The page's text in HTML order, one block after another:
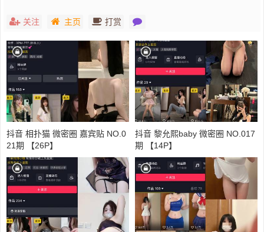
关注 主页 打赏
抖音 相扑猫 微密圈 嘉宾贴 NO.0
21期 【26P】
抖音 黎允熙baby 微密圈 NO.017
期 【14P】